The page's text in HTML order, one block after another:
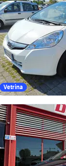
Vetrina